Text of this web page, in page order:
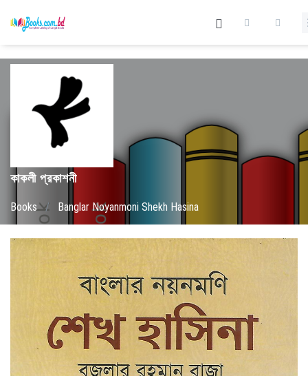
কাকলী প্রকাশনী
Books / Banglar Noyanmoni Shekh Hasina